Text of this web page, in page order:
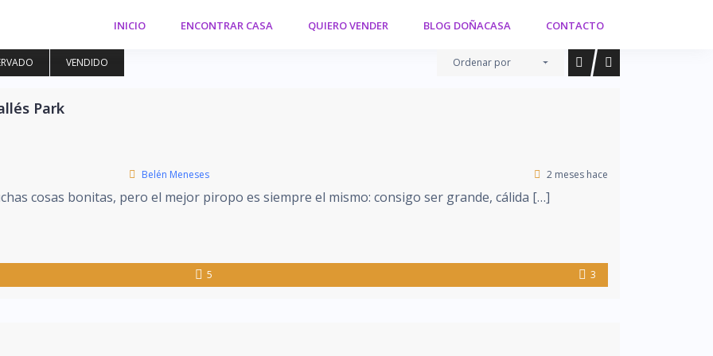
INICIO ENCONTRAR CASA QUIERO VENDER BLOG DOÑACASA CONTACTO
VENDIDO Ordenar por
Park
Belén Meneses 2 meses hace
cosas bonitas, pero el mejor piropo es siempre el mismo: consigo ser grande, cálida […]
5 3